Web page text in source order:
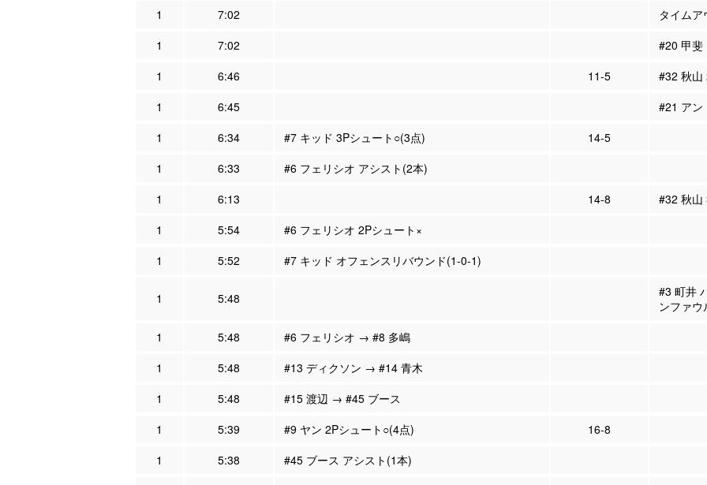
1
7:02
タイムア
1
7:02
#20 甲
1
6:46 11-5
#32 秋山
1
6:45
#21 アン
1
6:34 #7 キッド 3Pシュート○(3点)
14-5
1
6:33
#6 フェリシオ アシスト(2本)
1
6:13 14-8
#32 秋山
1
5:54
#6 フェリシオ 2Pシュート×
1
5:52 #7 キッド オフェンスリバウンド(1-0-1)
1 5:48
#3 町井
ンファウ
1
5:48
#6 フェリシオ → #8 多嶋
1
5:48
#13 ディクソン → #14 青木
1
5:48
#15 渡辺 → #45 ブース
1
5:39 #9 ヤン 2Pシュート○(4点)
16-8
1
5:38
#45 ブース アシスト(1本)